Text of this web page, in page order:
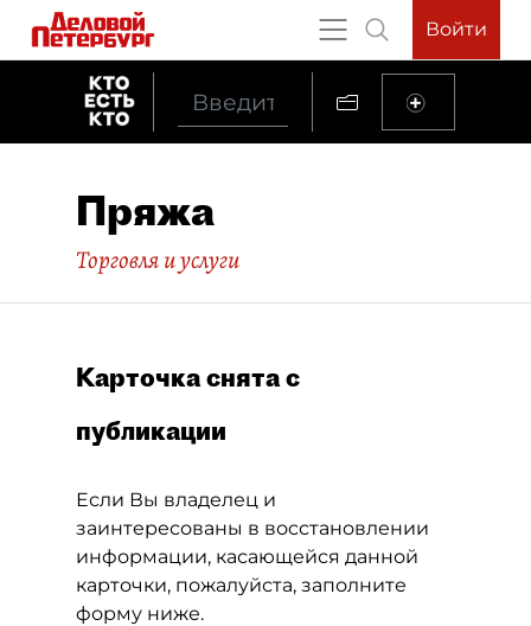
Войти
Пряжа
Торговля и услуги
Карточка снята с
публикации
Если Вы владелец и
заинтересованы в восстановлении
информации, касающейся данной
карточки, пожалуйста, заполните
форму ниже.